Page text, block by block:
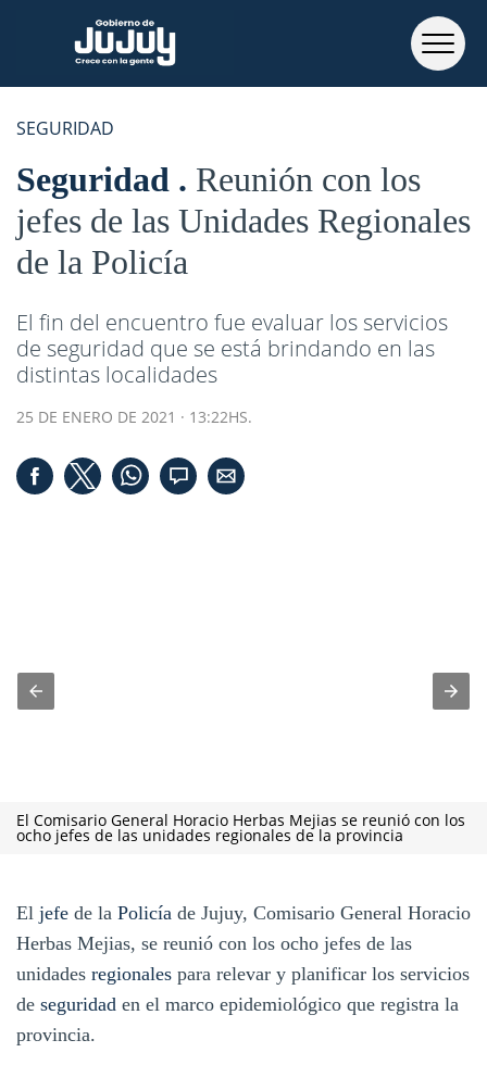
SEGURIDAD
Seguridad
Reunión con los
jefes de las Unidades Regionales
de la Policía
El fin del encuentro fue evaluar los servicios
de seguridad que se está brindando en las
distintas localidades
25 DE ENERO DE 2021 · 13:22HS.
El Comisario General Horacio Herbas Mejias se reunió con los
ocho jefes de las unidades regionales de la provincia
El jefe de la Policía de Jujuy, Comisario General Horacio
Herbas Mejias, se reunió con los ocho jefes de las
unidades regionales para relevar y planificar los servicios
de seguridad en el marco epidemiológico que registra la
provincia.